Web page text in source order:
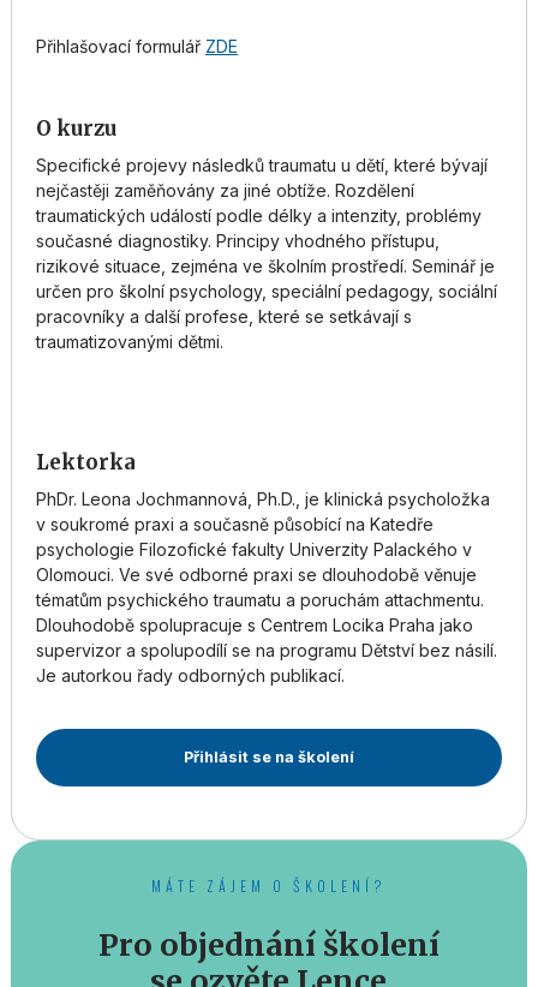
Přihlašovací formulář ZDE
O kurzu
Specifické projevy následků traumatu u dětí, které bývají
nejčastěji zaměňovány za jiné obtíže. Rozdělení
traumatických událostí podle délky a intenzity, problémy
současné diagnostiky. Principy vhodného přístupu,
rizikové situace, zejména ve školním prostředí. Seminář je
určen pro školní psychology, speciální pedagogy, sociální
pracovníky a další profese, které se setkávají s
traumatizovanými dětmi.
Lektorka
PhDr. Leona Jochmannová, Ph.D., je klinická psycholožka
v soukromé praxi a současně působící na Katedře
psychologie Filozofické fakulty Univerzity Palackého v
Olomouci. Ve své odborné praxi se dlouhodobě věnuje
tématům psychického traumatu a poruchám attachmentu.
Dlouhodobě spolupracuje s Centrem Locika Praha jako
supervizor a spolupodílí se na programu Dětství bez násilí.
Je autorkou řady odborných publikací.
Přihlásit se na školení
MÁTE ZÁJEM O ŠKOLENÍ?
Pro objednání školení